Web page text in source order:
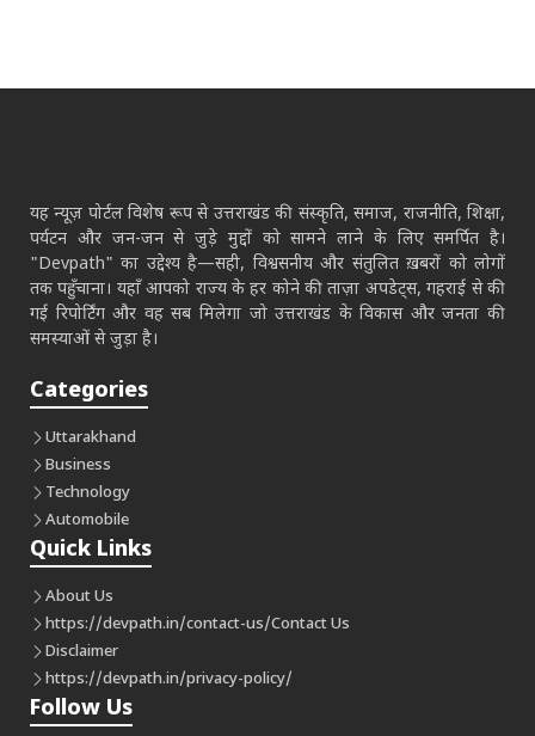
यह न्यूज़ पोर्टल विशेष रूप से उत्तराखंड की संस्कृति, समाज, राजनीति, शिक्षा,
पर्यटन और जन-जन से जुड़े मुद्दों को सामने लाने के लिए समर्पित है।
"Devpath" का उद्देश्य है—सही, विश्वसनीय और संतुलित ख़बरों को लोगों
तक पहुँचाना। यहाँ आपको राज्य के हर कोने की ताज़ा अपडेट्स, गहराई से की
गई रिपोर्टिंग और वह सब मिलेगा जो उत्तराखंड के विकास और जनता की
समस्याओं से जुड़ा है।
Categories
Uttarakhand
Business
Technology
Automobile
Quick Links
About Us
https://devpath.in/contact-us/Contact Us
Disclaimer
https://devpath.in/privacy-policy/
Follow Us